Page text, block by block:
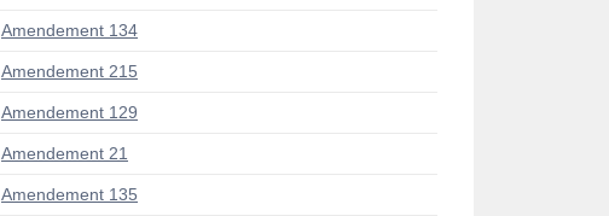
Amendement 134
Amendement 215
Amendement 129
Amendement 21
Amendement 135